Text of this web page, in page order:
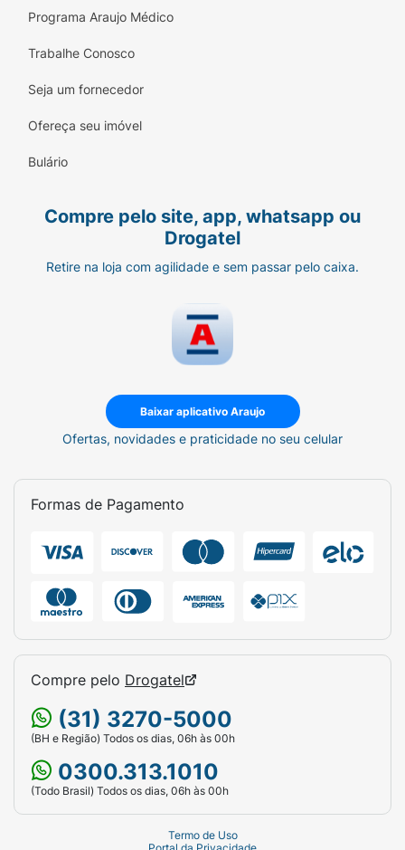
Água gaseificada, açúcar, glicose, taurina
(800mg/200ml), suco de maçã concentrado,
e B12), extrato de guaraná (4mg/200ml),
reguladores de acidez (ácido cítrico, citrato
de sódio e ácido málico), aromatizantes
éster) e corante artificial (vermelho allura AC).
Contém Lactose* :
Contém Fenilalanina :
Não Contém
Programa Araujo Médico
Trabalhe Conosco
Seja um fornecedor
Ofereça seu imóvel
Bulário
Compre pelo site, app, whatsapp ou
Drogatel
Retire na loja com agilidade e sem passar pelo caixa.
Baixar aplicativo Araujo
Ofertas, novidades e praticidade no seu celular
Formas de Pagamento
Compre pelo Drogatel
(31) 3270-5000
(BH e Região) Todos os dias, 06h às 00h
0300.313.1010
(Todo Brasil) Todos os dias, 06h às 00h
Termo de Uso